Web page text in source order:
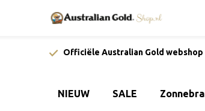
Officiële Australian Gold webshop
NIEUW SALE